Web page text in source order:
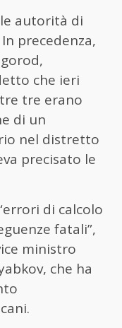
autorità di
precedenza,
che ieri
tre erano
di un
nel distretto
precisato le
di calcolo
fatali”,
ministro
che ha